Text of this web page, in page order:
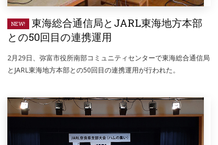
NEW!
東海総合通信局とJARL東海地方本部
との50回目の連携運用
2月29日、弥富市役所南部コミュニティセンターで東海総合通信局
とJARL東海地方本部との50回目の連携運用が行われた。